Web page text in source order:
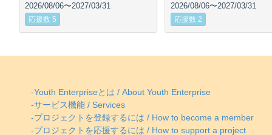
2026/08/06〜2027/03/31
応援数 5
2026/08/06〜2027/03/31
応援数 2
-Youth Enterpriseとは / About Youth Enterprise
-サービス機能 / Services
-プロジェクトを登録するには / How to become a member
-プロジェクトを応援するには / How to support a project